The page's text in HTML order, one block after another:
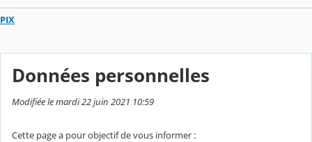
PIX
Données personnelles
Modifiée le mardi 22 juin 2021 10:59
Cette page a pour objectif de vous informer :